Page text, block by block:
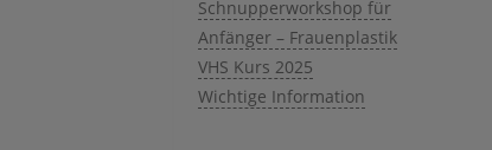
Schnupperworkshop für
Anfänger – Frauenplastik
VHS Kurs 2025
Wichtige Information